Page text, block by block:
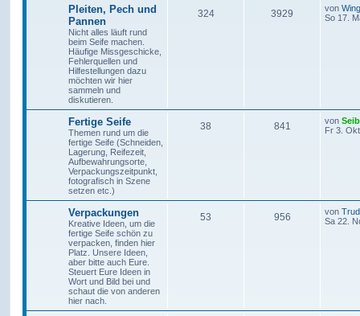
Pleiten, Pech und
Pannen
Nicht alles läuft rund
beim Seife machen.
Häufige Missgeschicke,
Fehlerquellen und
Hilfestellungen dazu
möchten wir hier
sammeln und
diskutieren.
324 3929 von
So 17.
Fertige Seife
Themen rund um die
fertige Seife (Schneiden,
Lagerung, Reifezeit,
Aufbewahrungsorte,
Verpackungszeitpunkt,
fotografisch in Szene
setzen etc.)
38 841 von
Fr 3.
Verpackungen
Kreative Ideen, um die
fertige Seife schön zu
verpacken, finden hier
Platz. Unsere Ideen,
aber bitte auch Eure.
Steuert Eure Ideen in
Wort und Bild bei und
schaut die von anderen
hier nach.
53 956 von
Sa 22.